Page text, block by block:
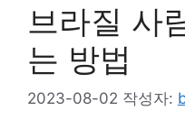
브라질 사
는 방법
2023-08-02 작성자: